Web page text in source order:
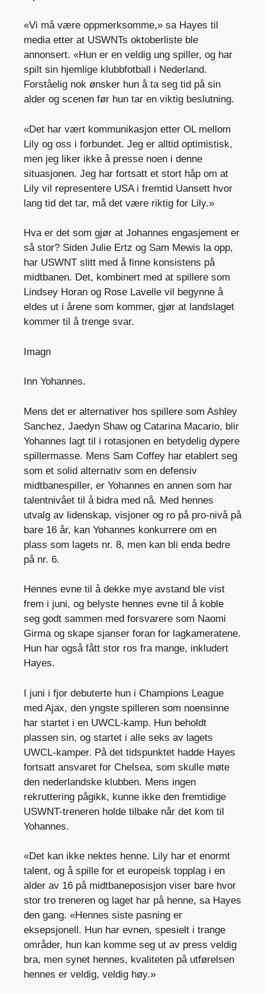
«Vi må være oppmerksomme,» sa Hayes til
media etter at USWNTs oktoberliste ble
annonsert. «Hun er en veldig ung spiller, og har
spilt sin hjemlige klubbfotball i Nederland.
Forståelig nok ønsker hun å ta seg tid på sin
alder og scenen før hun tar en viktig beslutning.
«Det har vært kommunikasjon etter OL mellom
Lily og oss i forbundet. Jeg er alltid optimistisk,
men jeg liker ikke å presse noen i denne
situasjonen. Jeg har fortsatt et stort håp om at
Lily vil representere USA i fremtid Uansett hvor
lang tid det tar, må det være riktig for Lily.»
Hva er det som gjør at Johannes engasjement er
så stor? Siden Julie Ertz og Sam Mewis la opp,
har USWNT slitt med å finne konsistens på
midtbanen. Det, kombinert med at spillere som
Lindsey Horan og Rose Lavelle vil begynne å
eldes ut i årene som kommer, gjør at landslaget
kommer til å trenge svar.
Imagn
Inn Yohannes.
Mens det er alternativer hos spillere som Ashley
Sanchez, Jaedyn Shaw og Catarina Macario, blir
Yohannes lagt til i rotasjonen en betydelig dypere
spillermasse. Mens Sam Coffey har etablert seg
som et solid alternativ som en defensiv
midtbanespiller, er Yohannes en annen som har
talentnivået til å bidra med nå. Med hennes
utvalg av lidenskap, visjoner og ro på pro-nivå på
bare 16 år, kan Yohannes konkurrere om en
plass som lagets nr. 8, men kan bli enda bedre
på nr. 6.
Hennes evne til å dekke mye avstand ble vist
frem i juni, og belyste hennes evne til å koble
seg godt sammen med forsvarere som Naomi
Girma og skape sjanser foran for lagkameratene.
Hun har også fått stor ros fra mange, inkludert
Hayes.
I juni i fjor debuterte hun i Champions League
med Ajax, den yngste spilleren som noensinne
har startet i en UWCL-kamp. Hun beholdt
plassen sin, og startet i alle seks av lagets
UWCL-kamper. På det tidspunktet hadde Hayes
fortsatt ansvaret for Chelsea, som skulle møte
den nederlandske klubben. Mens ingen
rekruttering pågikk, kunne ikke den fremtidige
USWNT-treneren holde tilbake når det kom til
Yohannes.
«Det kan ikke nektes henne. Lily har et enormt
talent, og å spille for et europeisk topplag i en
alder av 16 på midtbaneposisjon viser bare hvor
stor tro treneren og laget har på henne, sa Hayes
den gang. «Hennes siste pasning er
eksepsjonell. Hun har evnen, spesielt i trange
områder, hun kan komme seg ut av press veldig
bra, men synet hennes, kvaliteten på utførelsen
hennes er veldig, veldig høy.»